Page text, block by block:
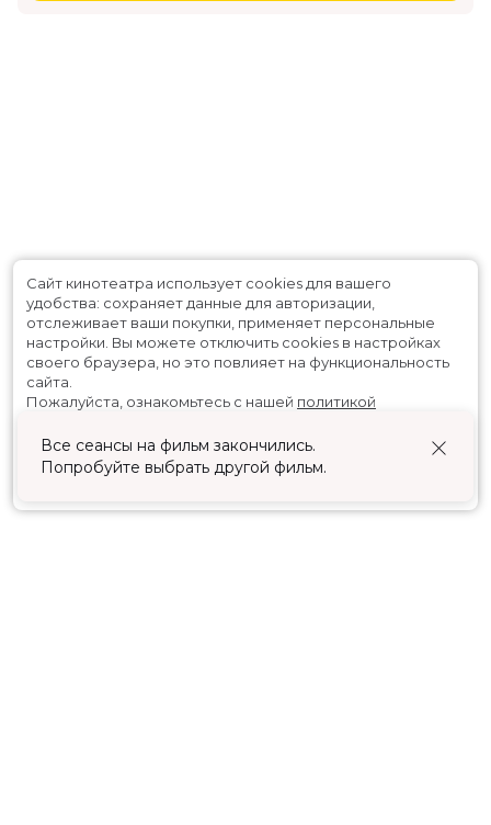
Все сеансы на фильм закончились.
Попробуйте выбрать другой фильм.
Сайт кинотеатра использует cookies для вашего
удобства: сохраняет данные для авторизации,
отслеживает ваши покупки, применяет персональные
настройки. Вы можете отключить cookies в настройках
своего браузера, но это повлияет на функциональность
сайта.
Пожалуйста, ознакомьтесь с нашей политикой
Принять